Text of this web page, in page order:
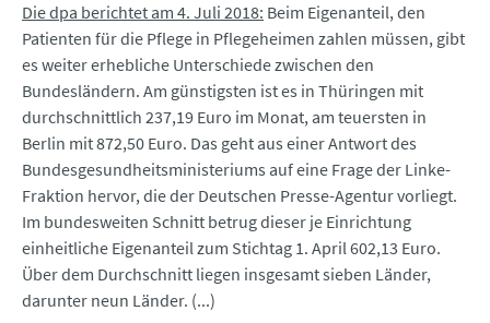
Die dpa berichtet am 4. Juli 2018: Beim Eigenanteil, den
Patienten für die Pflege in Pflegeheimen zahlen müssen, gibt
es weiter erhebliche Unterschiede zwischen den
Bundesländern. Am günstigsten ist es in Thüringen mit
durchschnittlich 237,19 Euro im Monat, am teuersten in
Berlin mit 872,50 Euro. Das geht aus einer Antwort des
Bundesgesundheitsministeriums auf eine Frage der Linke-
Fraktion hervor, die der Deutschen Presse-Agentur vorliegt.
Im bundesweiten Schnitt betrug dieser je Einrichtung
einheitliche Eigenanteil zum Stichtag 1. April 602,13 Euro.
Über dem Durchschnitt liegen insgesamt sieben Länder,
darunter neun Länder. (...)